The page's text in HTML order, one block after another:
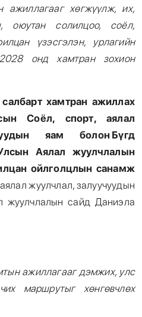
хөгжүүлж, их,
оюутан солилцоо, соёл,
үзэсгэлэн, урлагийн
онд хамтран зохион
хамтран ажиллах
Соёл, спорт, аялал
яам болон Бүгд
Аялал жуулчлалын
ойлголцлын санамж
жуулчлал, залуучуудын
жуулчлалын сайд Даниэла
ажиллагааг дэмжих, улс
маршрутыг хөнгөвчлөх